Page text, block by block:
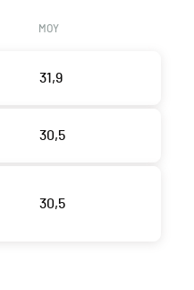
MOY
31,9
30,5
30,5